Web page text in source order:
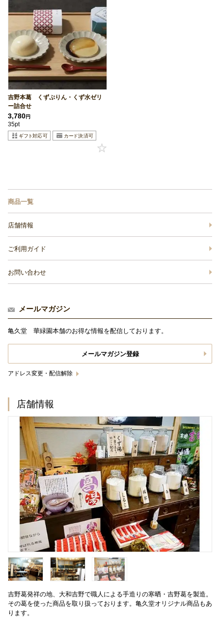
吉野本葛 くずぷりん・くず水ゼリ
ー詰合せ
3,780円
35pt
商品一覧
店舗情報
ご利用ガイド
お問い合わせ
メールマガジン
亀久堂 華緑園本舗のお得な情報を配信しております。
メールマガジン登録
アドレス変更・配信解除
店舗情報
吉野葛発祥の地、大和吉野で職人による手造りの寒晒・吉野葛を製造。
その葛を使った商品を取り扱っております。亀久堂オリジナル商品もあ
ります。